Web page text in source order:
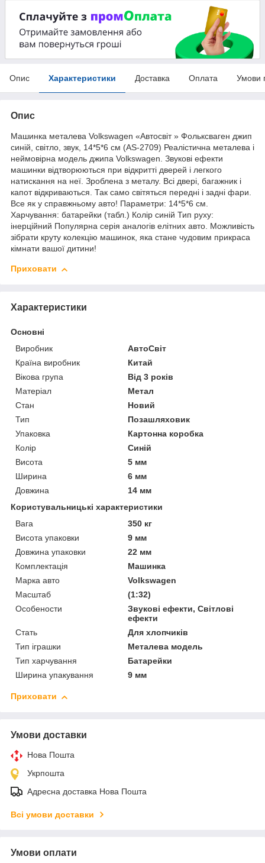
Опис Характеристики Доставка Оплата Умови
Опис
Машинка металева Volkswagen «Автосвіт » Фольксваген джип
синій, світло, звук, 14*5*6 см (AS-2709) Реалістична металева і
неймовірна модель джипа Volkswagen. Звукові ефекти
машинки відтворюються при відкритті дверей і легкого
натискання на неї. Зроблена з металу. Всі двері, багажник і
капот відкриваються. Так само світяться передні і задні фари.
Все як у справжньому авто! Параметри: 14*5*6 см.
Харчування: батарейки (табл.) Колір синій Тип руху:
інерційний Популярна серія аналогів елітних авто. Можливість
зібрати круту колекцію машинок, яка стане чудовим прикраса
кімнати вашої дитини!
Приховати
Характеристики
Основні
Виробник
АвтоСвіт
Країна виробник
Китай
Вікова група
Від 3 років
Матеріал
Метал
Стан
Новий
Тип
Позашляховик
Упаковка
Картонна коробка
Колір
Синій
Висота
5 мм
Ширина
6 мм
Довжина
14 мм
Користувальницькі характеристики
Вага
350 кг
Висота упаковки
9 мм
Довжина упаковки
22 мм
Комплектація
Машинка
Марка авто
Volkswagen
Масштаб
(1:32)
Особености
Звукові ефекти, Світлові
ефекти
Стать
Для хлопчиків
Тип іграшки
Металева модель
Тип харчування
Батарейки
Ширина упакування
9 мм
Приховати
Умови доставки
Нова Пошта
Укрпошта
Адресна доставка Нова Пошта
Всі умови доставки
Умови оплати